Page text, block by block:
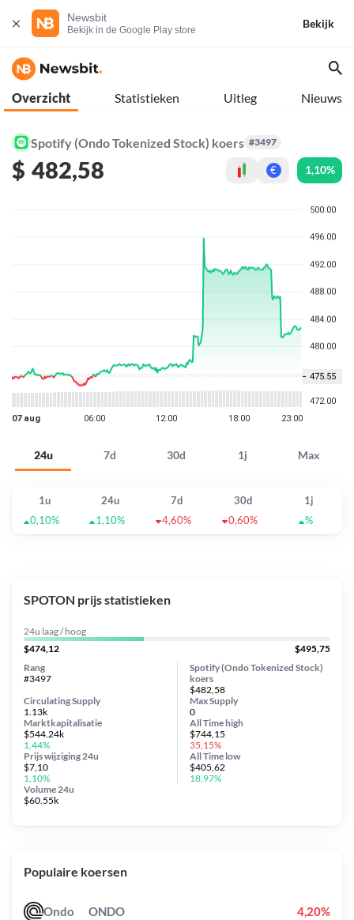
Newsbit
Bekijk in de Google Play store
Bekijk
Overzicht Statistieken Uitleg Nieuws
Spotify (Ondo Tokenized Stock) koers #3497
$ 482,58 € 1,10%
24u 7d 30d 1j Max
1u 24u 7d 30d
1j
0,10%
1,10% 4,60% 0,60% %
SPOTON prijs statistieken
24u laag / hoog
$474,12
$495,75
Spotify (Ondo Tokenized Stock)
koers
$482,58
Circulating Supply
1.13k
Prijs wijziging 24u
$7,10
1,10%
Max Supply
0
Marktkapitalisatie
$544.24k
1,44%
Volume 24u
$60.55k
Rang
#3497
All Timehigh
$744,15
35,15%
All Time low
$405,62
18,97%
Populaire koersen
Ondo ONDO 4,20%